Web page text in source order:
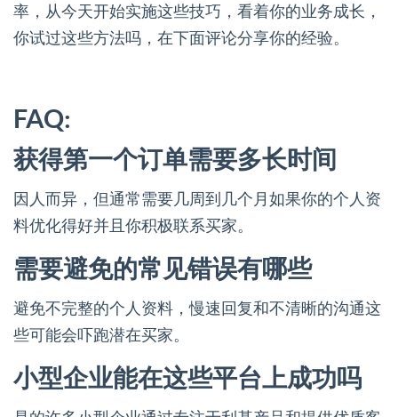
率，从今天开始实施这些技巧，看着你的业务成长，
你试过这些方法吗，在下面评论分享你的经验。
FAQ:
获得第一个订单需要多长时间
因人而异，但通常需要几周到几个月如果你的个人资
料优化得好并且你积极联系买家。
需要避免的常见错误有哪些
避免不完整的个人资料，慢速回复和不清晰的沟通这
些可能会吓跑潜在买家。
小型企业能在这些平台上成功吗